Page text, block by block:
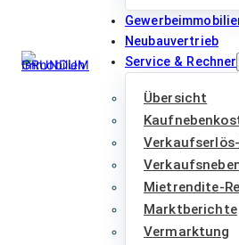
Neubauvertrieb
Service & Rechner
Übersicht
Mietrendite-
Marktberichte
Vermarktung